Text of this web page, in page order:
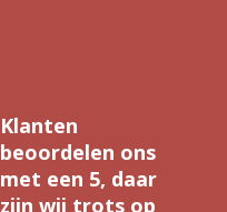
Klanten
beoordelen ons
met een 5, daar
zijn wij trots op